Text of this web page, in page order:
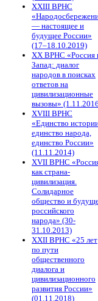
XXIII ВРНС
— настоящее и
будущее России»
(17–18.10.2019)
XX ВРНС «Россия
Запад: диалог
народов в поисках
ответов на
цивилизационные
вызовы»
XVIII ВРНС
«Единство
единство народа,
единство России»
(11.11.2014)
XVII ВРНС
как страна-
цивилизация.
Солидарное
общество и
российского
народа» (30-
31.10.2013)
XXII ВРНС «25 лет
по пути
общественного
диалога и
цивилизационного
развития России»
(01.11.2018)